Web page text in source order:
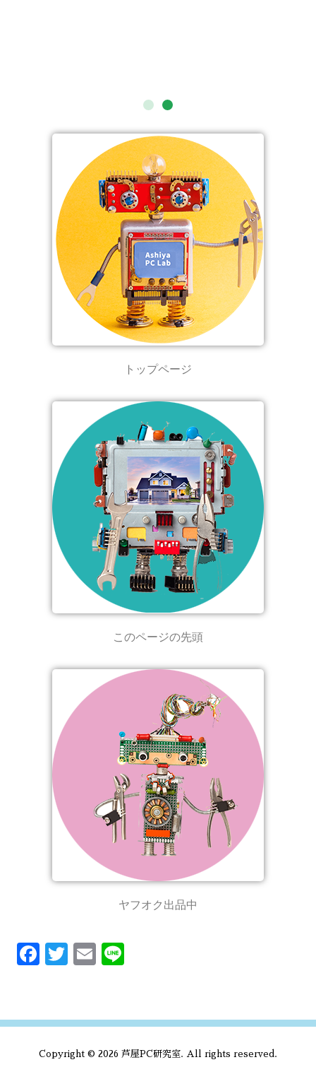
トップページ
このページの先頭
ヤフオク出品中
F
b
o
T
te
r
E
l
Copyright © 2026 芦屋PC研究室. All rights reserved.